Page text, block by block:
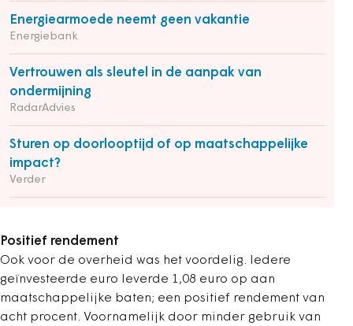
Energiearmoede neemt geen vakantie
Energiebank
Vertrouwen als sleutel in de aanpak van
ondermijning
RadarAdvies
Sturen op doorlooptijd of op maatschappelijke
impact?
Verder
Positief rendement
Ook voor de overheid was het voordelig. Iedere
geïnvesteerde euro leverde 1,08 euro op aan
maatschappelijke baten; een positief rendement van
acht procent. Voornamelijk door minder gebruik van